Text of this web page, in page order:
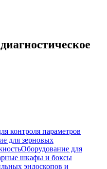
контроля параметров
для зерновых
Оборудование для
шкафы и боксы
эндоскопов и